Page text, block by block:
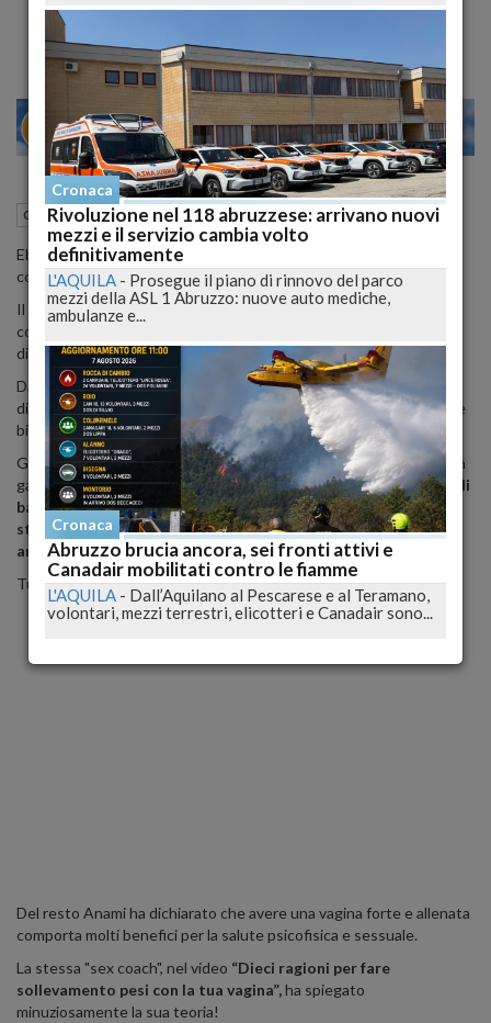
MILANO 20 26
Cronaca dal mondo 24 Febbraio 2015 13:44
Ebbene sì, la sexy "sportiva"
con il suo organo sessuale.
Il vaginal kung fu, è u na “disciplina sportiva” al momento poco
conosciuta ma che la sex coach americana sta cercando di
diffondere in tutto il mondo.
Da tempo infatti la prestante atleta solleva oggetti di vari pesi e
dimensioni con il suo organo sessuale, e poi posta i video delle sue
bizzare performance sul web.
Grazie a un dispositivo, formato da una pallina e una catena con un
gancio, Kimha alzato con il proprio organo sessuale un casco di
banane, delle ciambelle americane, una noce di cocco, la
statuetta degli Oscar, un grosso frutto indonesiano, una
ametista, una tavola da surf... e tanto altro!
Tutte le sue esibizioni sono visibili sul suo profilo Instagram.
Del resto Anami ha dichiarato che avere una vagina forte e allenata
comporta molti benefici per la salute psicofisica e sessuale.
La stessa "sex coach", nel video “Dieci ragioni per fare
sollevamento pesi con la tua vagina”,ha spiegato
minuziosamente la sua teoria!
Cronaca
Rivoluzione nel 118 abruzzese: arrivano nuovi
mezzi e il servizio cambia volto
definitivamente
L'AQUILA - Prosegue il piano di rinnovo del parco
mezzi della ASL 1 Abruzzo: nuove auto mediche,
ambulanze e...
Cronaca
Abruzzo brucia ancora, sei fronti attivi e
Canadair mobilitati contro le fiamme
L'AQUILA - Dall’Aquilano al Pescarese e al Teramano,
volontari, mezzi terrestri, elicotteri e Canadair sono...